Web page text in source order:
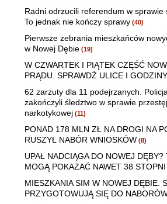
Radni odrzucili referendum w sprawie
To jednak nie kończy sprawy (40)
Pierwsze zebrania mieszkańców
w Nowej Dębie (19)
W CZWARTEK I PIĄTEK CZĘŚĆ
PRĄDU. SPRAWDŹ ULICE I
62 zarzuty dla 11 podejrzanych.
zakończyli śledztwo w sprawie
narkotykowej (11)
PONAD 178 MLN ZŁ NA DROGI NA
RUSZYŁ NABÓR WNIOSKÓW (8)
UPAŁ NADCIĄGA DO NOWEJ
MOGĄ POKAZAĆ NAWET 38 STOPNI
MIESZKANIA SIM W NOWEJ DĘBIE.
PRZYGOTOWUJĄ SIĘ DO